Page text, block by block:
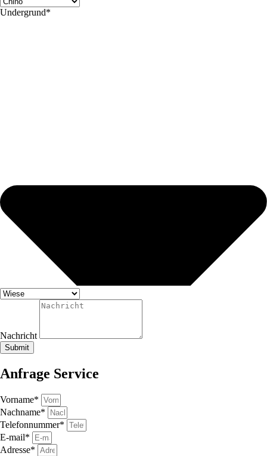
Undergrund*
Nachricht
Submit
Anfrage Service
Vorname*
Nachname*
Telefonnummer*
E-mail*
Adresse*